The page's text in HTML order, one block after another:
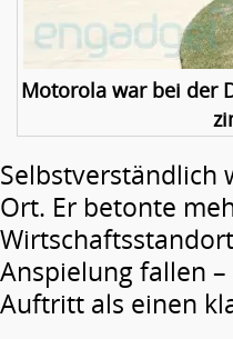
Motorola war bei der
Selbstverständlich
Ort. Er betonte
Anspielung fallen
Auftritt als einen